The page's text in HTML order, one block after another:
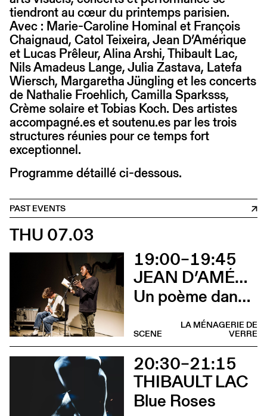
tiendront au cœur du printemps parisien.
Avec : Marie-Caroline Hominal et François
Chaignaud, Catol Teixeira, Jean D’Amérique
et Lucas Prêleur, Alina Arshi, Thibault Lac,
Nils Amadeus Lange, Julia Zastava, Latefa
Wiersch, Margaretha Jüngling et les concerts
de Nathalie Froehlich, Camilla Sparksss,
Crème solaire et Tobias Koch. Des artistes
accompagné.es et soutenu.es par les trois
structures réunies pour ce temps fort
exceptionnel.
Programme détaillé ci-dessous.
PAST EVENTS
THU 07.03
19:00–19:45
JEAN D’AMÉRIQUE & LUCAS PRÊLEUR
Un poème dans la flaque rouge
LA MÉNAGERIE DE
VERRE
SCENE
20:30–21:15
THIBAULT LAC
Blue Roses